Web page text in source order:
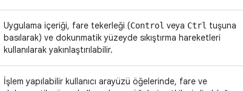
Uygulama içeriği, fare tekerleği (Control veya Ctrl tuşuna
basılarak) ve dokunmatik yüzeyde sıkıştırma hareketleri
kullanılarak yakınlaştırılabilir.
İşlem yapılabilir kullanıcı arayüzü öğelerinde, fare ve